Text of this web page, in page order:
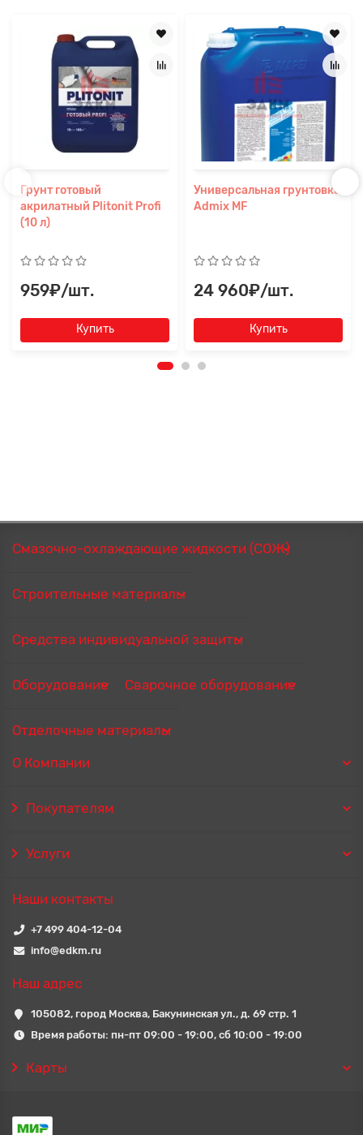
Грунт готовый
акрилатный Plitonit Profi
(10 л)
959₽/шт.
Купить
Универсальная грунтовка
Admix MF
24 960₽/шт.
Купить
Смазочно-охлаждающие жидкости (СОЖ)
Строительные материалы
Средства индивидуальной защиты
Оборудование Сварочное оборудование
Отделочные материалы
О Компании
Покупателям
Услуги
Наши контакты
+7 499 404-12-04
info@edkm.ru
Наш адрес
105082, город Москва, Бакунинская ул., д. 69 стр. 1
Время работы: пн-пт 09:00 - 19:00, сб 10:00 - 19:00
Карты